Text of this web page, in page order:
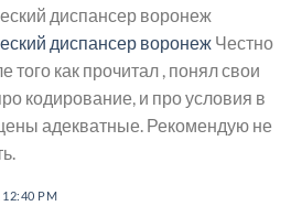
диспансер воронеж
диспансер воронеж Честно
того как прочитал , понял свои
кодирование, и про условия в
адекватные. Рекомендую не
12:40 PM